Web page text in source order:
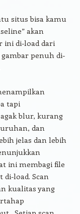
situs bisa kamu
akan
ini di-load dari
gambar penuh di-
tapi
blur, kurang
dan
jelas dan lebih
ini membagi file
di-load. Scan
kualitas yang